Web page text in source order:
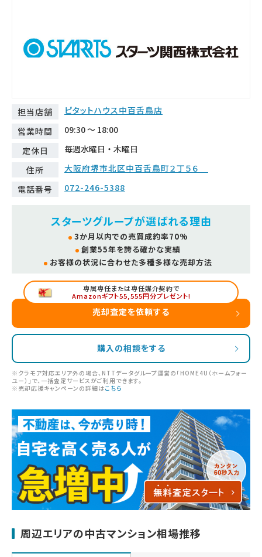
担当店舗
ピタットハウス中百舌鳥店
営業時間
09:30 ～ 18:00
定休日
毎週水曜日・木曜日
住所
大阪府堺市北区中百舌鳥町２丁５６
電話番号
072-246-5388
スターツグループが選ばれる理由
3か月以内での売買成約率70%
創業55年を誇る確かな実績
お客様の状況に合わせた多種多様な売却方法
専属専任または専任媒介契約で
Amazonギフト55,555円分プレゼント!
売却査定を依頼する
購入の相談をする
※クラモア対応エリア外の場合、NTTデータグループ運営の「HOME4U（ホームフォー
ユー）」で、一括査定サービスがご利用できます。
※売却応援キャンペーンの詳細はこちら
周辺エリアの中古マンション相場推移